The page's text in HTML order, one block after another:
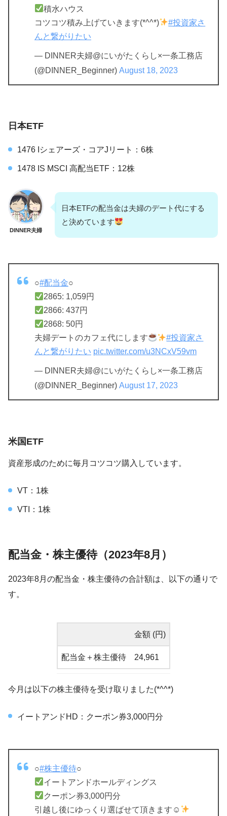
積水ハウス
コツコツ積み上げていきます(*^^*)
#投資家さ
んと繋がりたい
— DINNER夫婦@にいがたくらし×一条工務店
(@DINNER_Beginner) August 18, 2023
日本ETF
1476 Iシェアーズ・コアJリート：6株
1478 IS MSCI 高配当ETF：12株
DINNER夫婦
日本ETFの配当金は夫婦のデート代にする
と決めています
○#配当金○
2865: 1,059円
2866: 437円
2868: 50円
夫婦デートのカフェ代にします
#投資家さ
んと繋がりたい pic.twitter.com/u3NCxV59vm
— DINNER夫婦@にいがたくらし×一条工務店
(@DINNER_Beginner) August 17, 2023
米国ETF
資産形成のために毎月コツコツ購入しています。
VT：1株
VTI：1株
配当金・株主優待（2023年8月）
2023年8月の配当金・株主優待の合計額は、以下の通りで
す。
金額 (円)
配当金＋株主優待 24,961
今月は以下の株主優待を受け取りました(*^^*)
イートアンドHD：クーポン券3,000円分
○#株主優待○
イートアンドホールディングス
クーポン券3,000円分
引越し後にゆっくり選ばせて頂きます☺